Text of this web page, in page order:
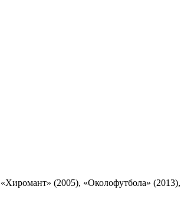
(2005), «Околофутбола» (2013),